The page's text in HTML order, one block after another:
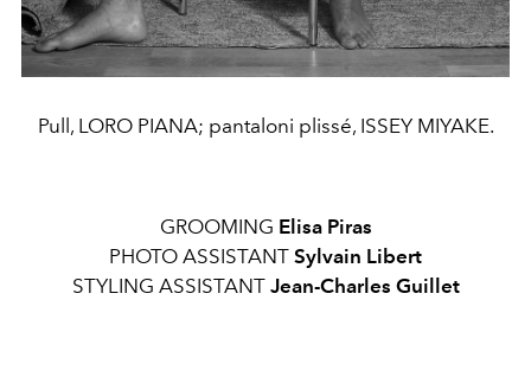
Pull, LORO PIANA; pantaloni plissé, ISSEY MIYAKE.
GROOMING Elisa Piras
PHOTO ASSISTANT Sylvain Libert
STYLING ASSISTANT Jean-Charles Guillet